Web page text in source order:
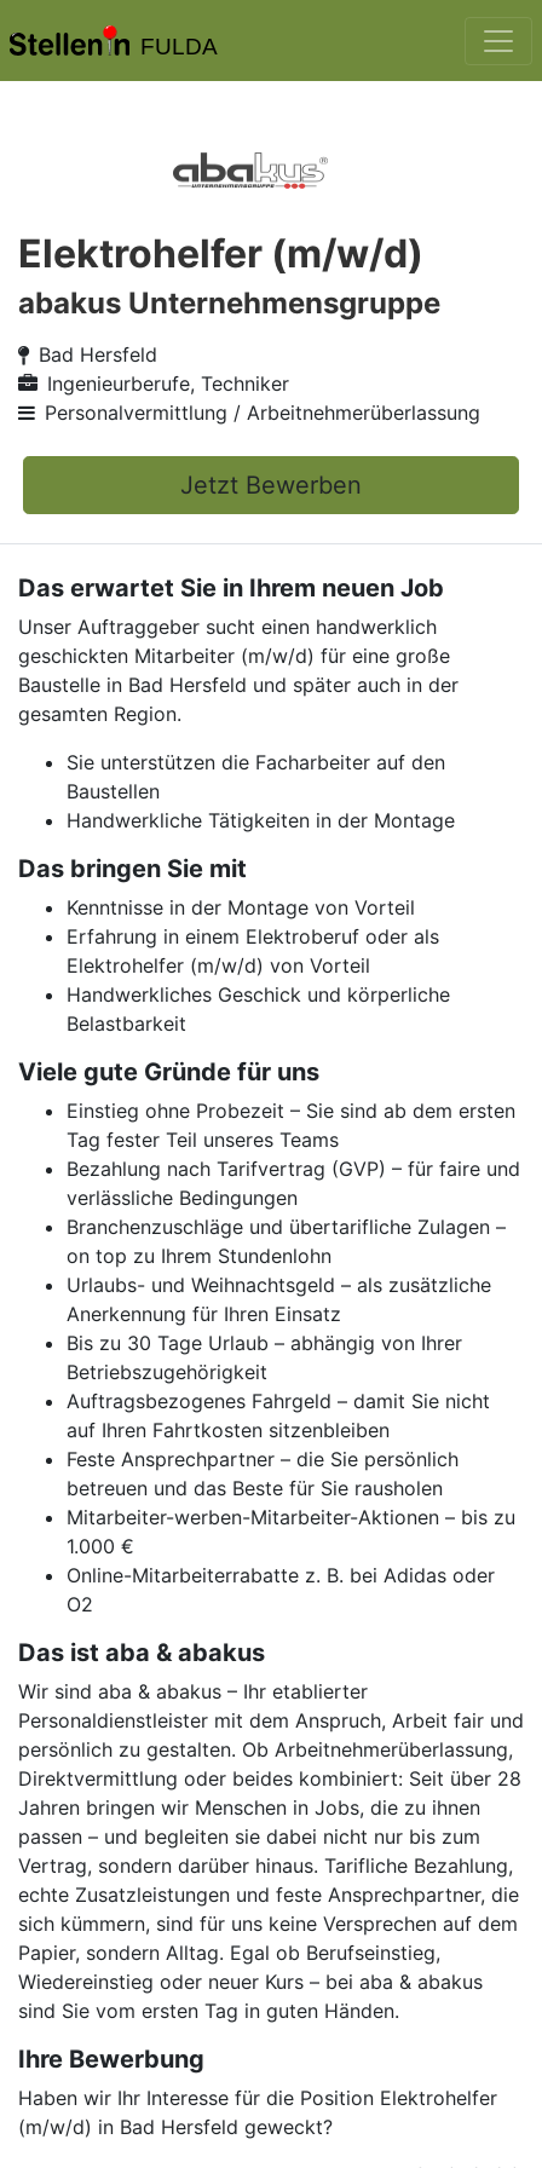
FULDA
Elektrohelfer (m/w/d)
abakus Unternehmensgruppe
Bad Hersfeld
Ingenieurberufe, Techniker
Personalvermittlung / Arbeitnehmerüberlassung
Jetzt Bewerben
Das erwartet Sie in Ihrem neuen Job
Unser Auftraggeber sucht einen handwerklich
geschickten Mitarbeiter (m/w/d) für eine große
Baustelle in Bad Hersfeld und später auch in der
gesamten Region.
Sie unterstützen die Facharbeiter auf den
Baustellen
Handwerkliche Tätigkeiten in der Montage
Das bringen Sie mit
Kenntnisse in der Montage von Vorteil
Erfahrung in einem Elektroberuf oder als
Elektrohelfer (m/w/d) von Vorteil
Handwerkliches Geschick und körperliche
Belastbarkeit
Viele gute Gründe für uns
Einstieg ohne Probezeit – Sie sind ab dem ersten
Tag fester Teil unseres Teams
Bezahlung nach Tarifvertrag (GVP) – für faire und
verlässliche Bedingungen
Branchenzuschläge und übertarifliche Zulagen –
on top zu Ihrem Stundenlohn
Urlaubs- und Weihnachtsgeld – als zusätzliche
Anerkennung für Ihren Einsatz
Bis zu 30 Tage Urlaub – abhängig von Ihrer
Betriebszugehörigkeit
Auftragsbezogenes Fahrgeld – damit Sie nicht
auf Ihren Fahrtkosten sitzenbleiben
Feste Ansprechpartner – die Sie persönlich
betreuen und das Beste für Sie rausholen
Mitarbeiter-werben-Mitarbeiter-Aktionen – bis zu
1.000 €
Online-Mitarbeiterrabatte z. B. bei Adidas oder
O2
Das ist aba & abakus
Wir sind aba & abakus – Ihr etablierter
Personaldienstleister mit dem Anspruch, Arbeit fair und
persönlich zu gestalten. Ob Arbeitnehmerüberlassung,
Direktvermittlung oder beides kombiniert: Seit über 28
Jahren bringen wir Menschen in Jobs, die zu ihnen
passen – und begleiten sie dabei nicht nur bis zum
Vertrag, sondern darüber hinaus. Tarifliche Bezahlung,
echte Zusatzleistungen und feste Ansprechpartner, die
sich kümmern, sind für uns keine Versprechen auf dem
Papier, sondern Alltag. Egal ob Berufseinstieg,
Wiedereinstieg oder neuer Kurs – bei aba & abakus
sind Sie vom ersten Tag in guten Händen.
Ihre Bewerbung
Haben wir Ihr Interesse für die Position Elektrohelfer
(m/w/d) in Bad Hersfeld geweckt?